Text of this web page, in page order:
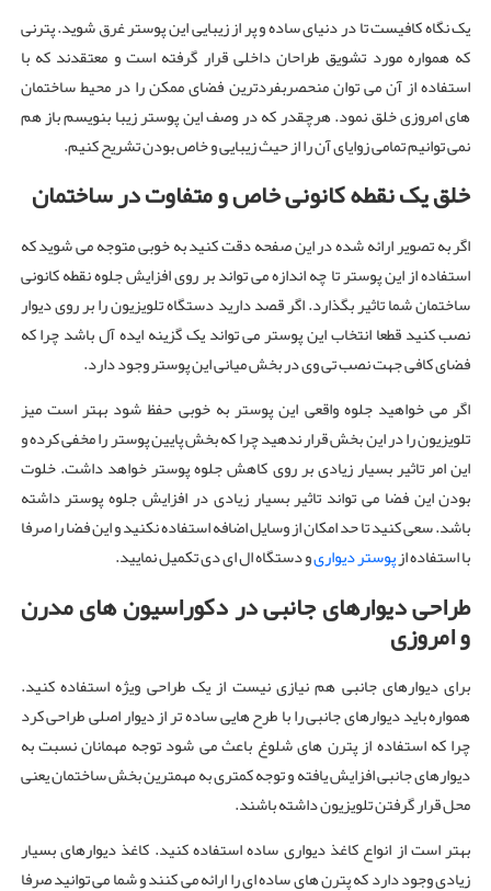
یک نگاه کافیست تا در دنیای ساده و پر از زیبایی این پوستر غرق شوید. پترنی
که همواره مورد تشویق طراحان داخلی قرار گرفته است و معتقدند که با
استفاده از آن می توان منحصربفردترین فضای ممکن را در محیط ساختمان
های امروزی خلق نمود. هرچقدر که در وصف این پوستر زیبا بنویسم باز هم
نمی توانیم تمامی زوایای آن را از حیث زیبایی و خاص بودن تشریح کنیم.
خلق یک نقطه کانونی خاص و متفاوت در ساختمان
اگر به تصویر ارائه شده در این صفحه دقت کنید به خوبی متوجه می شوید که
استفاده از این پوستر تا چه اندازه می تواند بر روی افزایش جلوه نقطه کانونی
ساختمان شما تاثیر بگذارد. اگر قصد دارید دستگاه تلویزیون را بر روی دیوار
نصب کنید قطعا انتخاب این پوستر می تواند یک گزینه ایده آل باشد چرا که
فضای کافی جهت نصب تی وی در بخش میانی این پوستر وجود دارد.
اگر می خواهید جلوه واقعی این پوستر به خوبی حفظ شود بهتر است میز
تلویزیون را در این بخش قرار ندهید چرا که بخش پایین پوستر را مخفی کرده و
این امر تاثیر بسیار زیادی بر روی کاهش جلوه پوستر خواهد داشت. خلوت
بودن این فضا می تواند تاثیر بسیار زیادی در افزایش جلوه پوستر داشته
باشد. سعی کنید تا حد امکان از وسایل اضافه استفاده نکنید و این فضا را صرفا
با استفاده ازپوستر دیواریو دستگاه ال ای دی تکمیل نمایید.
طراحی دیوارهای جانبی در دکوراسیون های مدرن
و امروزی
برای دیوارهای جانبی هم نیازی نیست از یک طراحی ویژه استفاده کنید.
همواره باید دیوارهای جانبی را با طرح هایی ساده تر از دیوار اصلی طراحی کرد
چرا که استفاده از پترن های شلوغ باعث می شود توجه مهمانان نسبت به
دیوارهای جانبی افزایش یافته و توجه کمتری به مهمترین بخش ساختمان یعنی
محل قرار گرفتن تلویزیون داشته باشند.
بهتر است از انواع کاغذ دیواری ساده استفاده کنید. کاغذ دیوارهای بسیار
زیادی وجود دارد که پترن های ساده ای را ارائه می کنند و شما می توانید صرفا